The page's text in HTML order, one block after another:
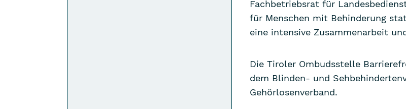
Fachbetriebsrat für
für Menschen mit Behinderung
eine intensive Zusammenarbeit
Die Tiroler Ombudsstelle
dem Blinden- und
Gehörlosenverband.